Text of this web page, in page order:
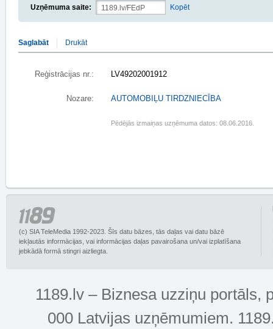
Uzņēmuma saite: Kopēt
Saglabāt Drukāt
Reģistrācijas nr.: LV49202001912
Nozare: AUTOMOBIĻU TIRDZNIECĪBA
Pēdējās izmaiņas uzņēmuma datos: 08.06.2016.
(c) SIA TeleMedia 1992-2023. Šīs datu bāzes, tās daļas vai datu bāzē
iekļautās informācijas, vai informācijas daļas pavairošana un/vai izplatīšana
jebkādā formā stingri aizliegta.
1189.lv – Biznesa uzziņu portāls,
000 Latvijas uzņēmumiem.